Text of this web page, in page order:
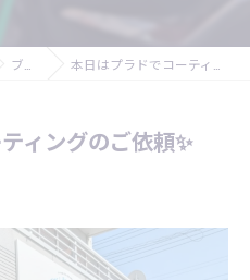
ブログ 本日はプラドでコーティングのご依頼✨
ィングのご依頼✨